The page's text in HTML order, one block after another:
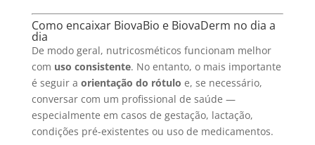
Como encaixar BiovaBio e BiovaDerm no dia a
dia
De modo geral, nutricosméticos funcionam melhor
com uso consistente. No entanto, o mais importante
é seguir a orientação do rótulo e, se necessário,
conversar com um profissional de saúde —
especialmente em casos de gestação, lactação,
condições pré-existentes ou uso de medicamentos.